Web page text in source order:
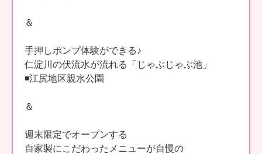
＆
手押しポンプ体験ができる♪
仁淀川の伏流水が流れる「じゃぶじゃぶ池」
◾️江尻地区親水公園
＆
週末限定でオープンする
自家製にこだわったメニューが自慢の